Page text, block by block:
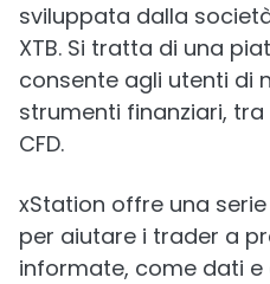
sviluppata dalla
XTB. Si tratta di una
consente agli utenti di
strumenti finanziari, tra
CFD.
xStation offre una
per aiutare i trader a
informate, come dati